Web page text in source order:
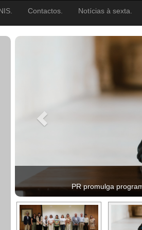
Contactos. Notícias à sexta.
PR promulga